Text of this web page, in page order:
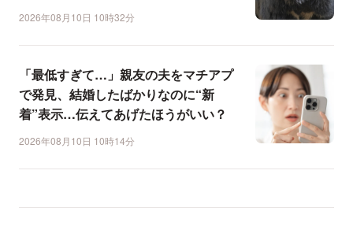
2026年08月10日 10時32分
「最低すぎて…」親友の夫をマチアプ
で発見、結婚したばかりなのに“新
着”表示…伝えてあげたほうがいい？
2026年08月10日 10時14分